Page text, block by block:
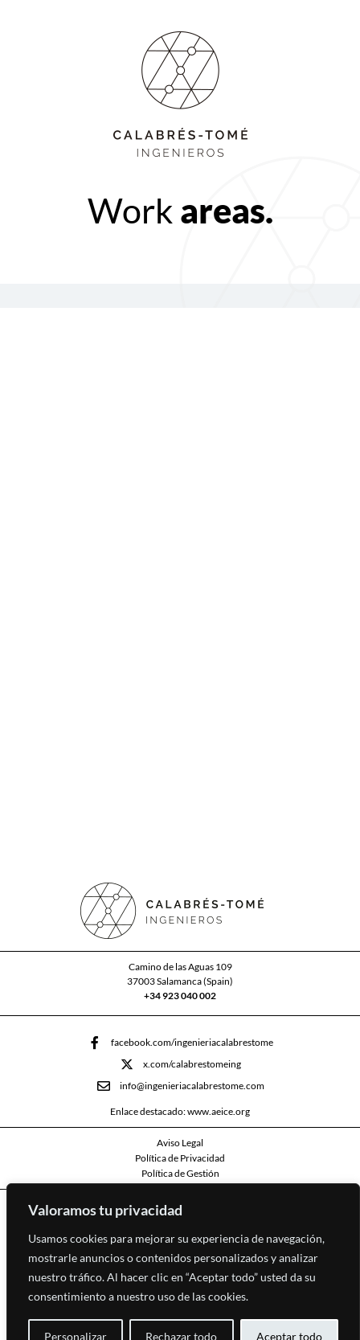
Valoramos tu privacidad
Usamos cookies para mejorar su experiencia de navegación,
mostrarle anuncios o contenidos personalizados y analizar
nuestro tráfico. Al hacer clic en “Aceptar todo” usted da su
consentimiento a nuestro uso de las cookies.
Personalizar Rechazar todo Aceptar todo
Work areas.
Camino de las Aguas 109
37003 Salamanca (Spain)
+34 923 040 002
facebook.com/ingenieriacalabrestome
x.com/calabrestomeing
info@ingenieriacalabrestome.com
Enlace destacado: www.aeice.org
Aviso Legal
Política de Privacidad
Política de Gestión
FEDER - ICECyL
Certificación de Calidad: